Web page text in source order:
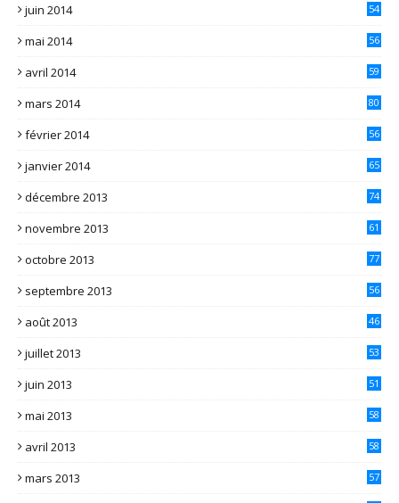
juin 2014 54
mai 2014 56
avril 2014 59
mars 2014 80
février 2014 56
janvier 2014 65
décembre 2013 74
novembre 2013 61
octobre 2013 77
septembre 2013 56
août 2013 46
juillet 2013 53
juin 2013 51
mai 2013 58
avril 2013 58
mars 2013 57